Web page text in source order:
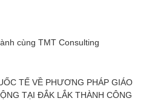
cùng TMT Consulting
TẾ VỀ PHƯƠNG PHÁP GIÁO
TẠI ĐẮK LẮK THÀNH CÔNG